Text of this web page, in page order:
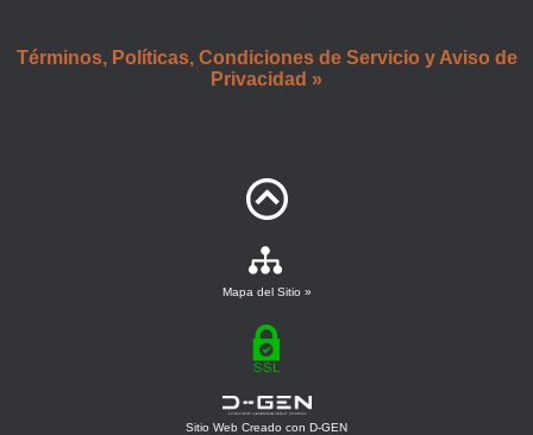
Términos, Políticas, Condiciones de Servicio y Aviso de
Privacidad »
Mapa del Sitio »
Sitio Web Creado con D-GEN